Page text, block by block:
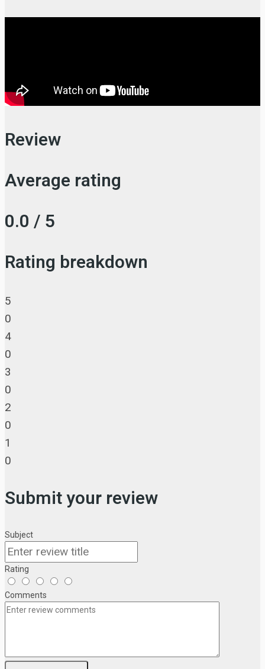
Review
Average rating
0.0 / 5
Rating breakdown
5
0
4
0
3
0
2
0
1
0
Submit your review
Subject
Rating
Comments